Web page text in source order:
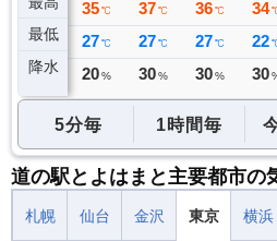
最低
降水
33 ℃
28 ℃
0 ミリ
35 ℃
27 ℃
20 %
37 ℃
27 ℃
30 %
36 ℃
27 ℃
30 %
34
22
30
5分毎 1時間毎
道の駅とよはまと主要都市の
札幌 仙台 金沢 東京 横浜